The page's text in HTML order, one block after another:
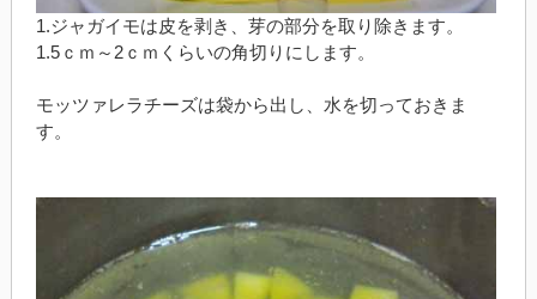
1.ジャガイモは皮を剥き、芽の部分を取り除きます。
1.5ｃｍ～2ｃｍくらいの角切りにします。
モッツァレラチーズは袋から出し、水を切っておきま
す。